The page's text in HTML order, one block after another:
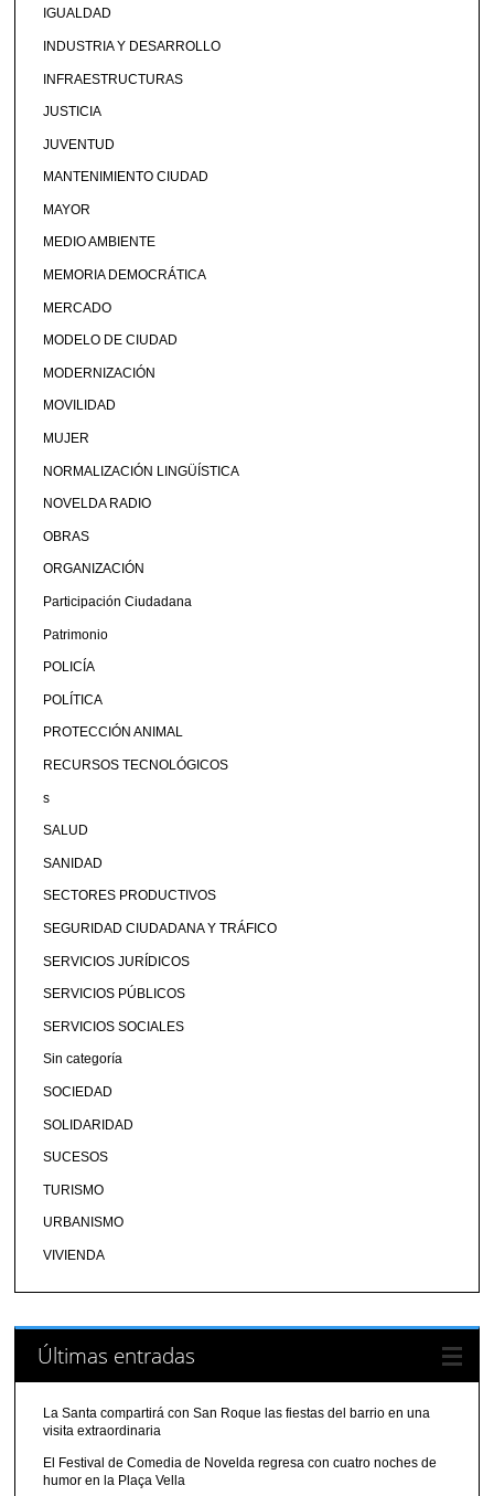
IGUALDAD
INDUSTRIA Y DESARROLLO
INFRAESTRUCTURAS
JUSTICIA
JUVENTUD
MANTENIMIENTO CIUDAD
MAYOR
MEDIO AMBIENTE
MEMORIA DEMOCRÁTICA
MERCADO
MODELO DE CIUDAD
MODERNIZACIÓN
MOVILIDAD
MUJER
NORMALIZACIÓN LINGÜÍSTICA
NOVELDA RADIO
OBRAS
ORGANIZACIÓN
Participación Ciudadana
Patrimonio
POLICÍA
POLÍTICA
PROTECCIÓN ANIMAL
RECURSOS TECNOLÓGICOS
s
SALUD
SANIDAD
SECTORES PRODUCTIVOS
SEGURIDAD CIUDADANA Y TRÁFICO
SERVICIOS JURÍDICOS
SERVICIOS PÚBLICOS
SERVICIOS SOCIALES
Sin categoría
SOCIEDAD
SOLIDARIDAD
SUCESOS
TURISMO
URBANISMO
VIVIENDA
Últimas entradas
La Santa compartirá con San Roque las fiestas del barrio en una
visita extraordinaria
El Festival de Comedia de Novelda regresa con cuatro noches de
humor en la Plaça Vella